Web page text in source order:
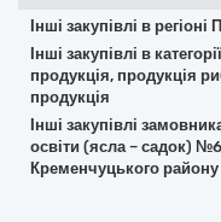
Інші закупівлі в
Інші закупівлі в
продукція, продукція
продукція
Інші закупівлі
освіти (ясла – садок)
Кременчуцького району